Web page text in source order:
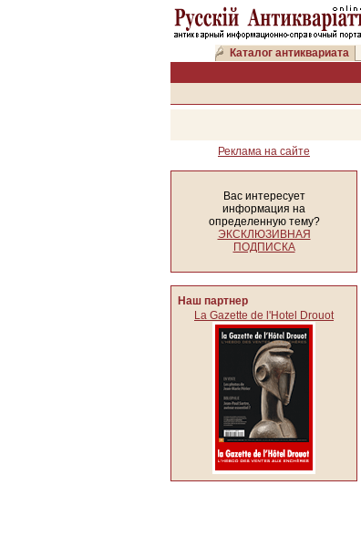
Каталог антиквариата
Реклама на сайте
Вас интересует
информация на
определенную тему?
ЭКСКЛЮЗИВНАЯ
ПОДПИСКА
Наш партнер
La Gazette de l'Hotel Drouot